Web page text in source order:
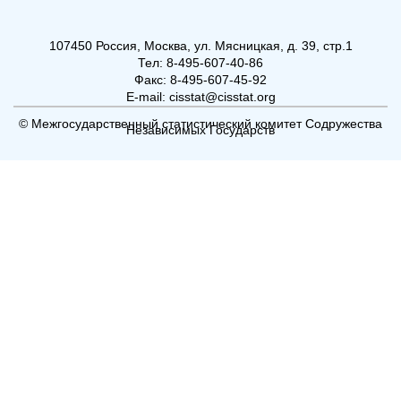
107450 Россия, Москва, ул. Мясницкая, д. 39, стр.1
Тел: 8-495-607-40-86
Факс: 8-495-607-45-92
E-mail: cisstat@cisstat.org
© Межгосударственный статистический комитет Содружества
Независимых Государств